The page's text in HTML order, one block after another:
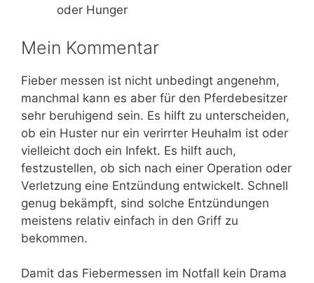
oder Hunger
Mein Kommentar
Fieber messen ist nicht unbedingt angenehm,
manchmal kann es aber für den Pferdebesitzer
sehr beruhigend sein. Es hilft zu unterscheiden,
ob ein Huster nur ein verirrter Heuhalm ist oder
vielleicht doch ein Infekt. Es hilft auch,
festzustellen, ob sich nach einer Operation oder
Verletzung eine Entzündung entwickelt. Schnell
genug bekämpft, sind solche Entzündungen
meistens relativ einfach in den Griff zu
bekommen.
Damit das Fiebermessen im Notfall kein Drama